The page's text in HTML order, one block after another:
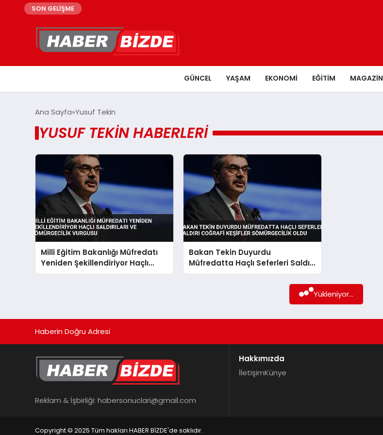
SON GELİŞME
GÜNCEL YAŞAM EKONOMI EĞITIM MAGAZIN
Ana Sayfa Yusuf Tekin
YUSUF TEKIN HABERLERI
Milli Eğitim Bakanlığı Müfredatı
Yeniden Şekillendiriyor Haçlı
Saldırıları ve Sömürgecilik
Bakan Tekin Duyurdu
Müfredatta Haçlı Seferleri Saldırı
Coğrafi Keşifler Sömürgecilik
Yükleniyor...
Haberin Doğru Adresi
Reklam & İşbirliği: habersonuclari@gmail.com
Hakkımızda
İletişimKünye
Copyright © 2025 Tüm hakları HABER BİZDE'de saklıdır.